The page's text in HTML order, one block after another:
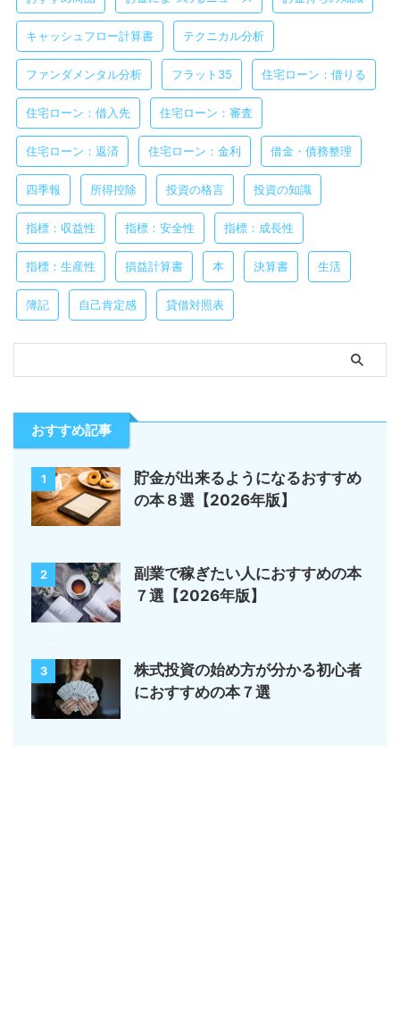
キャッシュフロー計算書 テクニカル分析
ファンダメンタル分析 フラット35 住宅ローン：借りる
住宅ローン：借入先 住宅ローン：審査
住宅ローン：返済 住宅ローン：金利 借金・債務整理
四季報 所得控除 投資の格言 投資の知識
指標：収益性 指標：安全性 指標：成長性
指標：生産性 損益計算書 本 決算書 生活
簿記 自己肯定感 貸借対照表
おすすめ記事
1
貯金が出来るようになるおすすめ
の本８選【2026年版】
2
副業で稼ぎたい人におすすめの本
７選【2026年版】
3
株式投資の始め方が分かる初心者
におすすめの本７選